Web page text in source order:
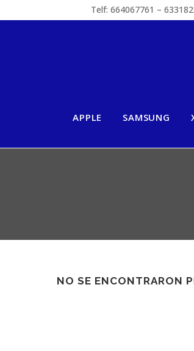
Telf: 664067761 –
APPLE SAMSUNG
NO SE ENCONTRARON